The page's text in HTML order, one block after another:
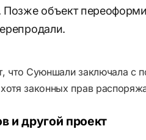
Позже объект
что Суюншали заключала с
законных прав
и другой проект